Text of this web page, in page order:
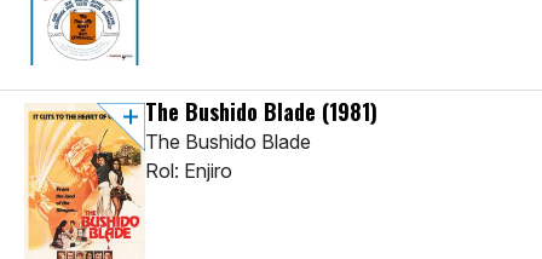
The Bushido Blade (1981)
The Bushido Blade
Rol: Enjiro